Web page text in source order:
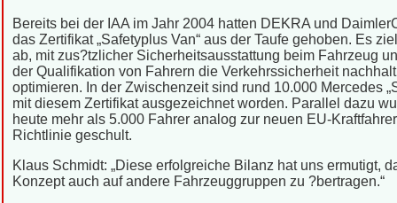
Bereits bei der IAA im Jahr 2004 hatten DEKRA und
das Zertifikat „Safetyplus Van“ aus der Taufe gehoben. Es
ab, mit zus?tzlicher Sicherheitsausstattung beim Fahrzeug
der Qualifikation von Fahrern die Verkehrssicherheit
optimieren. In der Zwischenzeit sind rund 10.000 Mercedes
mit diesem Zertifikat ausgezeichnet worden. Parallel dazu
heute mehr als 5.000 Fahrer analog zur neuen EU-
Richtlinie geschult.
Klaus Schmidt: „Diese erfolgreiche Bilanz hat uns ermutigt,
Konzept auch auf andere Fahrzeuggruppen zu ?bertragen.“